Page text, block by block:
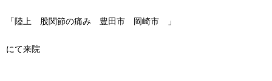
「陸上 股関節の痛み 豊田市 岡崎市 」
にて来院